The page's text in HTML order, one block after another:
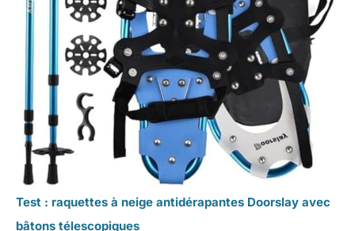
Test : raquettes à neige antidérapantes Doorslay avec
bâtons télescopiques